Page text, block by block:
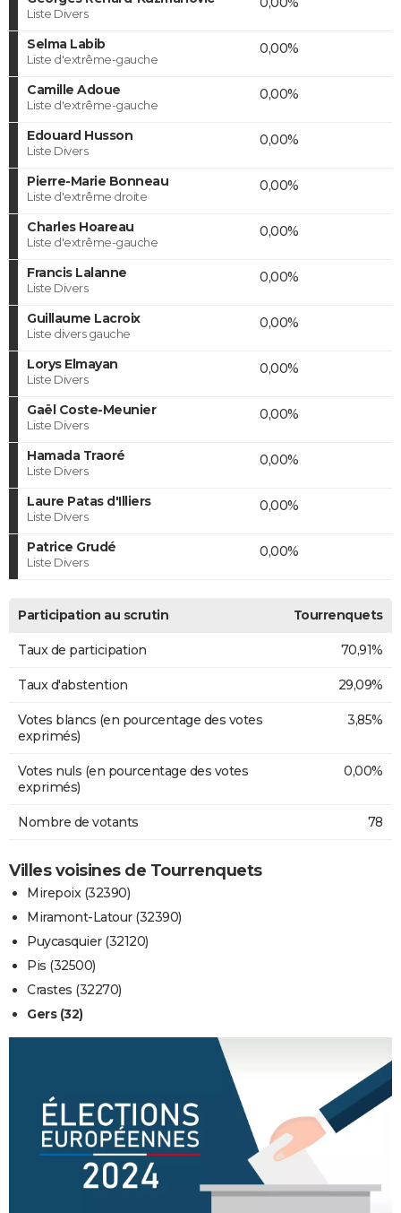
Liste Divers
Selma Labib
Liste d'extrême-gauche
0,00%
Camille Adoue
Liste d'extrême-gauche
0,00%
Edouard Husson
Liste Divers
0,00%
Pierre-Marie Bonneau
Liste d'extrême droite
0,00%
Charles Hoareau
Liste d'extrême-gauche
0,00%
Francis Lalanne
Liste Divers
0,00%
Guillaume Lacroix
Liste divers gauche
0,00%
Lorys Elmayan
Liste Divers
0,00%
Gaël Coste-Meunier
Liste Divers
0,00%
Hamada Traoré
Liste Divers
0,00%
Laure Patas d'Illiers
Liste Divers
0,00%
Patrice Grudé
Liste Divers
0,00%
Participation au scrutin Tourrenquets
Taux de participation 70,91%
Taux d'abstention 29,09%
Votes blancs (en pourcentage des votes
exprimés)
3,85%
Votes nuls (en pourcentage des votes
exprimés)
0,00%
Nombre de votants 78
Villes voisines de Tourrenquets
Mirepoix (32390)
Miramont-Latour (32390)
Puycasquier (32120)
Pis (32500)
Crastes (32270)
Gers (32)